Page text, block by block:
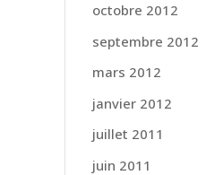
octobre 2012
septembre 2012
mars 2012
janvier 2012
juillet 2011
juin 2011